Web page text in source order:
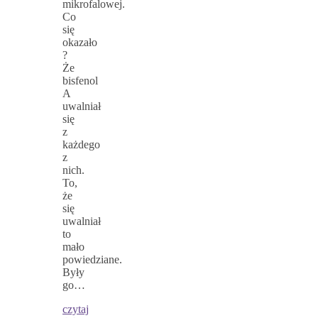
mikrofalowej.
Co
się
okazało
?
Że
bisfenol
A
uwalniał
się
z
każdego
z
nich.
To,
że
się
uwalniał
to
mało
powiedziane.
Były
go…
czytaj